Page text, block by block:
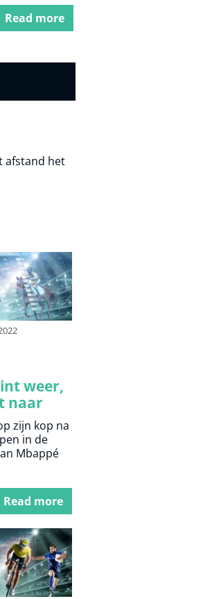
Read more
afstand het
weer,
naar
zijn kop na
in de
Mbappé
Read more